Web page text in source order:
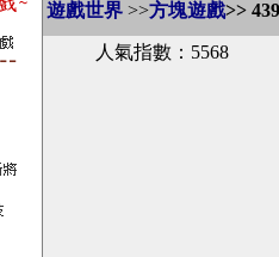
遊戲世界 >>方塊遊戲>>
人氣指數：5568